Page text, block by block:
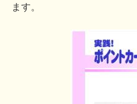
ます。